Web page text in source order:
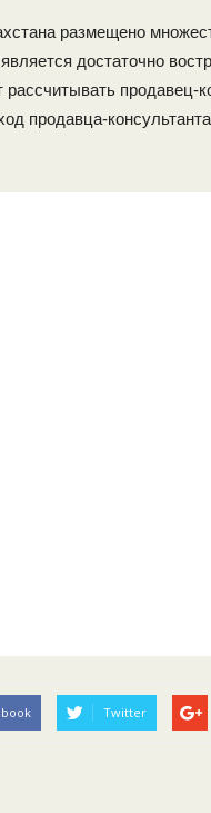
размещено
достаточно
продавец-
продавца-
Twitter